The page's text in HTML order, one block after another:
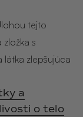
tejto
s
látka zlepšujúca
a
o telo